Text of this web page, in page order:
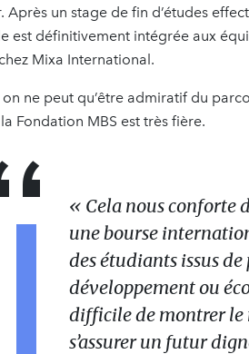
Après un stage de fin d’études
est définitivement intégrée aux
Mixa International.
on ne peut qu’être admiratif du
Fondation MBS est très fière.
« Cela nous conforte
une bourse
des étudiants issus de
développement ou
difficile de montrer le
s’assurer un futur